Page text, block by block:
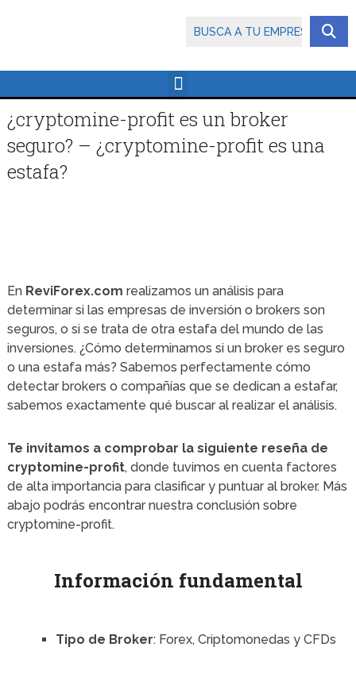
¿cryptomine-profit es un broker
seguro? – ¿cryptomine-profit es una
estafa?
En ReviForex.com realizamos un análisis para
determinar si las empresas de inversión o brokers son
seguros, o si se trata de otra estafa del mundo de las
inversiones. ¿Cómo determinamos si un broker es seguro
o una estafa más? Sabemos perfectamente cómo
detectar brokers o compañías que se dedican a estafar,
sabemos exactamente qué buscar al realizar el análisis.
Te invitamos a comprobar la siguiente reseña de
cryptomine-profit, donde tuvimos en cuenta factores
de alta importancia para clasificar y puntuar al broker. Más
abajo podrás encontrar nuestra conclusión sobre
cryptomine-profit.
Información fundamental
Tipo de Broker: Forex, Criptomonedas y CFDs